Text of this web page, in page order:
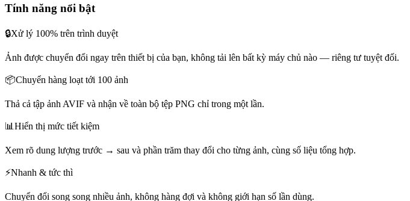
Tính năng nổi bật
🔒Xử lý 100% trên trình duyệt
Ảnh được chuyển đổi ngay trên thiết bị của bạn, không tải lên bất kỳ máy chủ nào — riêng tư tuyệt đối.
📦Chuyển hàng loạt tới 100 ảnh
Thả cả tập ảnh AVIF và nhận về toàn bộ tệp PNG chỉ trong một lần.
📊 Hiển thị mức tiết kiệm
Xem rõ dung lượng trước → sau và phần trăm thay đổi cho từng ảnh, cùng số liệu tổng hợp.
⚡Nhanh & tức thì
Chuyển đổi song song nhiều ảnh, không hàng đợi và không giới hạn số lần dùng.